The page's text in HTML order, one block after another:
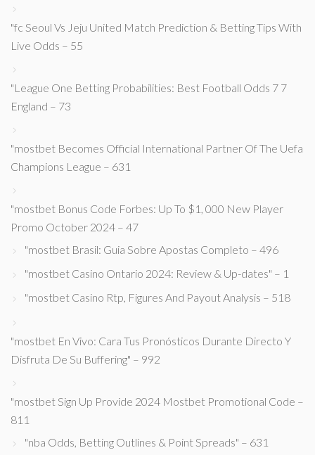
"fc Seoul Vs Jeju United Match Prediction & Betting Tips With
Live Odds – 55
"League One Betting Probabilities: Best Football Odds 7 7
England – 73
"mostbet Becomes Official International Partner Of The Uefa
Champions League – 631
"mostbet Bonus Code Forbes: Up To $1, 000 New Player
Promo October 2024 – 47
"mostbet Brasil: Guia Sobre Apostas Completo – 496
"mostbet Casino Ontario 2024: Review & Up-dates" – 1
"mostbet Casino Rtp, Figures And Payout Analysis – 518
"mostbet En Vivo: Cara Tus Pronósticos Durante Directo Y
Disfruta De Su Buffering" – 992
"mostbet Sign Up Provide 2024 Mostbet Promotional Code –
811
"nba Odds, Betting Outlines & Point Spreads" – 631